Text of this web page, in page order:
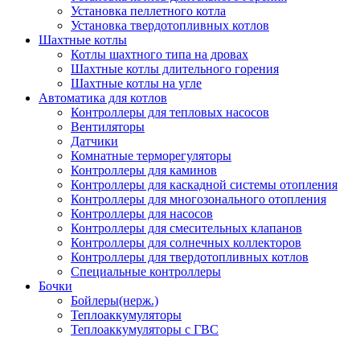
Установка пеллетного котла
Установка твердотопливных котлов
Шахтные котлы
Котлы шахтного типа на дровах
Шахтные котлы длительного горения
Шахтные котлы на угле
Автоматика для котлов
Контроллеры для тепловых насосов
Вентиляторы
Датчики
Комнатные терморегуляторы
Контроллеры для каминов
Контроллеры для каскадной системы отопления
Контроллеры для многозонального отопления
Контроллеры для насосов
Контроллеры для смесительных клапанов
Контроллеры для солнечных коллекторов
Контроллеры для твердотопливных котлов
Специальные контроллеры
Бочки
Бойлеры(нерж.)
Теплоаккумуляторы
Теплоаккумуляторы с ГВС